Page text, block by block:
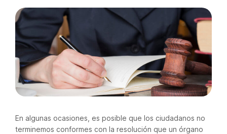
En algunas ocasiones, es posible que los ciudadanos no
terminemos conformes con la resolución que un órgano